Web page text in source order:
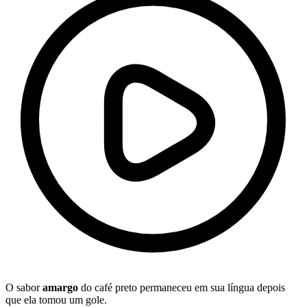
O saboramargo do café preto permaneceu em sua língua depois
que ela tomou um gole.